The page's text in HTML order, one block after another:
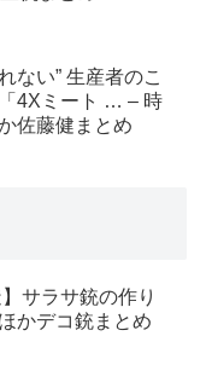
ない” 生産者のこ
4Xミート … – 時
佐藤健まとめ
サラサ銃の作り
かデコ銃まとめ